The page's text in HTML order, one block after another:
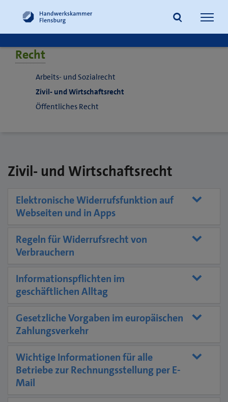
Recht
Arbeits- und Sozialrecht
Zivil- und Wirtschaftsrecht
Öffentliches Recht
Zivil- und Wirtschaftsrecht
Elektronische Widerrufsfunktion auf
Webseiten und in Apps
Regeln für Widerrufsrecht von
Verbrauchern
Informationspflichten im
geschäftlichen Alltag
Gesetzliche Vorgaben im europäischen
Zahlungsverkehr
Wichtige Informationen für alle
Betriebe zur Rechnungsstellung per E-
Mail